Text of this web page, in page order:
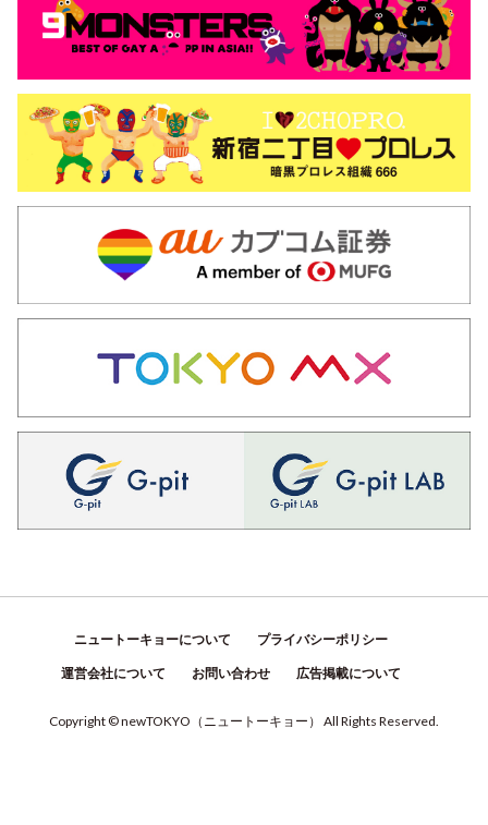
ニュートーキョーについて プライバシーポリシー
運営会社について お問い合わせ 広告掲載について
Copyright © newTOKYO （ ニュートーキョー ） All Rights Reserved.